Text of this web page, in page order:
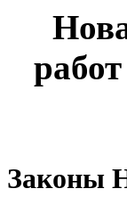
Законы